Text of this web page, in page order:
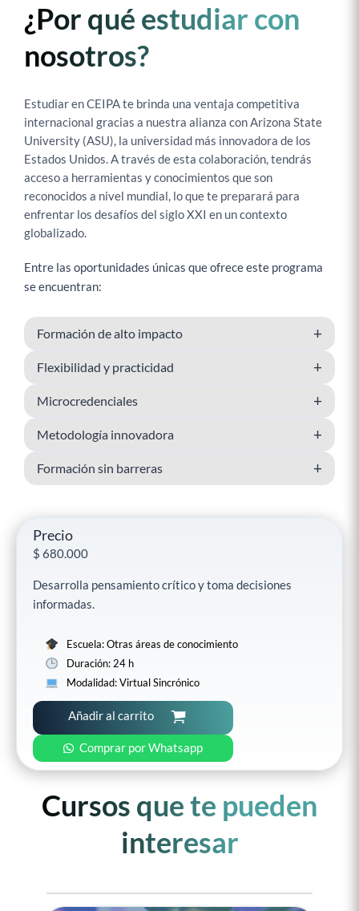
¿Por qué estudiar con
nosotros?
Estudiar en CEIPA te brinda una ventaja competitiva
internacional gracias a nuestra alianza con Arizona State
University (ASU), la universidad más innovadora de los
Estados Unidos. A través de esta colaboración, tendrás
acceso a herramientas y conocimientos que son
reconocidos a nivel mundial, lo que te preparará para
enfrentar los desafíos del siglo XXI en un contexto
globalizado.
Entre las oportunidades únicas que ofrece este programa
se encuentran:
Formación de alto impacto +
Flexibilidad y practicidad +
Microcredenciales +
Metodología innovadora +
Formación sin barreras +
Precio
$ 680.000
Desarrolla pensamiento crítico y toma decisiones
informadas.
Escuela: Otras áreas de conocimiento
Duración: 24 h
Modalidad: Virtual Sincrónico
Añadir al carrito
Comprar por Whatsapp
Cursos que te pueden
interesar